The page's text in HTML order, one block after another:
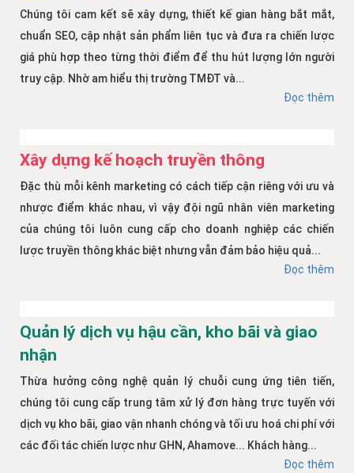
Chúng tôi cam kết sẽ xây dựng, thiết kế gian hàng bắt mắt,
chuẩn SEO, cập nhật sản phẩm liên tục và đưa ra chiến lược
giá phù hợp theo từng thời điểm để thu hút lượng lớn người
truy cập. Nhờ am hiểu thị trường TMĐT và...
Đọc thêm
Xây dựng kế hoạch truyền thông
Đặc thù mỗi kênh marketing có cách tiếp cận riêng với ưu và
nhược điểm khác nhau, vì vậy đội ngũ nhân viên marketing
của chúng tôi luôn cung cấp cho doanh nghiệp các chiến
lược truyền thông khác biệt nhưng vẫn đảm bảo hiệu quả...
Đọc thêm
Quản lý dịch vụ hậu cần, kho bãi và giao
nhận
Thừa hưởng công nghệ quản lý chuỗi cung ứng tiên tiến,
chúng tôi cung cấp trung tâm xử lý đơn hàng trực tuyến với
dịch vụ kho bãi, giao vận nhanh chóng và tối ưu hoá chi phí với
các đối tác chiến lược như GHN, Ahamove... Khách hàng...
Đọc thêm